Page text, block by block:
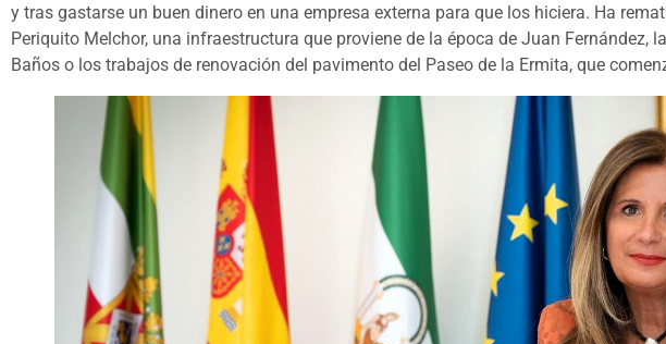
y tras gastarse un buen dinero en una empresa externa para que los hiciera. Ha
Periquito Melchor, una infraestructura que proviene de la época de Juan Fernández,
Baños o los trabajos de renovación del pavimento del Paseo de la Ermita, que